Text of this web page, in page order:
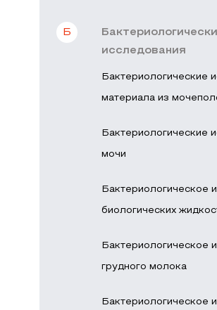
Б
исследования
Бактериологические
материала из
Бактериологические
мочи
Бактериологическое
биологических
Бактериологическое
грудного молока
Бактериологическое